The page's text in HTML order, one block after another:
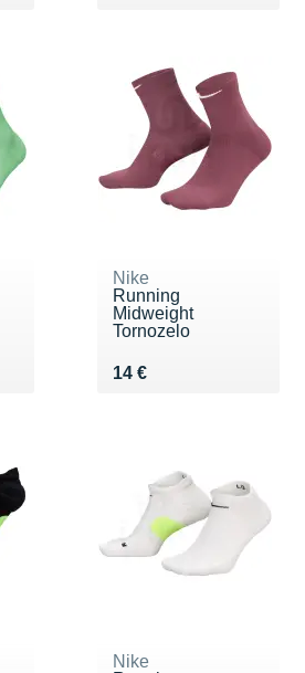
Nike
Running
Midweight
Tornozelo
14 €
Vendu 14 €
Nike